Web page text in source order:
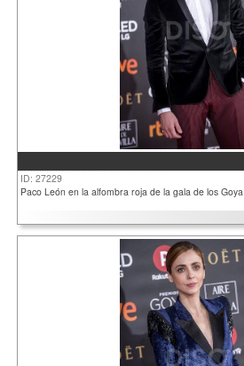
ID: 27229
Paco León en la alfombra roja de la gala de los Goya